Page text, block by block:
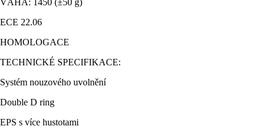
ECE 22.06
HOMOLOGACE
TECHNICKÉ SPECIFIKACE:
Systém nouzového uvolnění
Double D ring
EPS s více hustotami